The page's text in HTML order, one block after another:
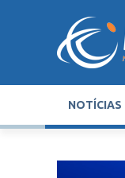
NOTÍCIAS